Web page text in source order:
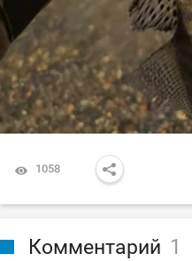
1058
Комментарий 1